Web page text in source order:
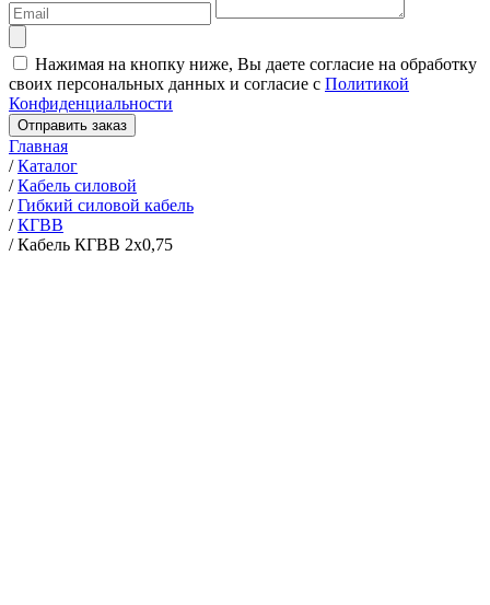
Нажимая на кнопку ниже, Вы даете согласие на обработку
своих персональных данных и согласие с Политикой
Конфиденциальности
Отправить заказ
Главная
/Каталог
/Кабель силовой
/Гибкий силовой кабель
/КГВВ
/Кабель КГВВ 2х0,75